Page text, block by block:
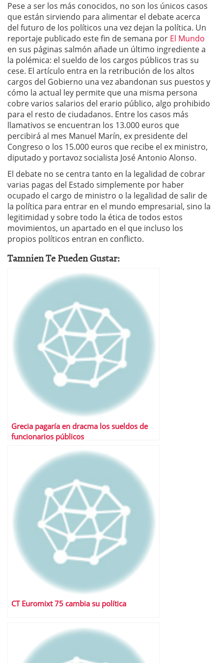
Pese a ser los más conocidos, no son los únicos casos
que están sirviendo para alimentar el debate acerca
del futuro de los políticos una vez dejan la política. Un
reportaje publicado este fin de semana por El Mundo
en sus páginas salmón añade un último ingrediente a
la polémica: el sueldo de los cargos públicos tras su
cese. El artículo entra en la retribución de los altos
cargos del Gobierno una vez abandonan sus puestos y
cómo la actual ley permite que una misma persona
cobre varios salarios del erario público, algo prohibido
para el resto de ciudadanos. Entre los casos más
llamativos se encuentran los 13.000 euros que
percibirá al mes Manuel Marín, ex presidente del
Congreso o los 15.000 euros que recibe el ex ministro,
diputado y portavoz socialista José Antonio Alonso.
El debate no se centra tanto en la legalidad de cobrar
varias pagas del Estado simplemente por haber
ocupado el cargo de ministro o la legalidad de salir de
la política para entrar en el mundo empresarial, sino la
legitimidad y sobre todo la ética de todos estos
movimientos, un apartado en el que incluso los
propios políticos entran en conflicto.
Tamnien Te Pueden Gustar:
Grecia pagaría en dracma los sueldos de
funcionarios públicos
CT Euromixt 75 cambia su política